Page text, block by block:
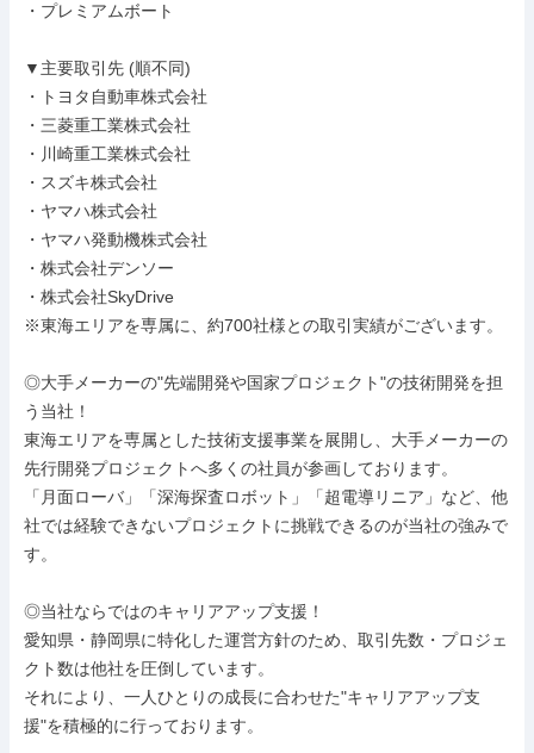
・プレミアムボート
▼主要取引先 (順不同)
・トヨタ自動車株式会社
・三菱重工業株式会社
・川崎重工業株式会社
・スズキ株式会社
・ヤマハ株式会社
・ヤマハ発動機株式会社
・株式会社デンソー
・株式会社SkyDrive
※東海エリアを専属に、約700社様との取引実績がございます。
◎大手メーカーの"先端開発や国家プロジェクト"の技術開発を担
う当社！
東海エリアを専属とした技術支援事業を展開し、大手メーカーの
先行開発プロジェクトへ多くの社員が参画しております。
「月面ローバ」「深海探査ロボット」「超電導リニア」など、他
社では経験できないプロジェクトに挑戦できるのが当社の強みで
す。
◎当社ならではのキャリアアップ支援！
愛知県・静岡県に特化した運営方針のため、取引先数・プロジェ
クト数は他社を圧倒しています。
それにより、一人ひとりの成長に合わせた"キャリアアップ支
援"を積極的に行っております。